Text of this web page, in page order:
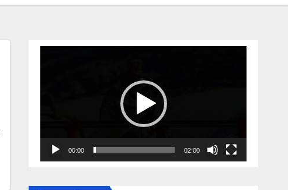
00:00 02:00